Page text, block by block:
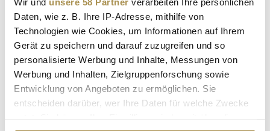
Daten, wie z. B. Ihre IP-Adresse, mithilfe von
Technologien wie Cookies, um Informationen auf Ihrem
Gerät zu speichern und darauf zuzugreifen und so
personalisierte Werbung und Inhalte, Messungen von
Werbung und Inhalten, Zielgruppenforschung sowie
Entwicklung von Angeboten zu ermöglichen. Sie
entscheiden darüber, wer Ihre Daten für welche Zwecke
beinahe täglich. Aktuell sehen
die internationalen
Buchmachervor allem Finnlandmit Lampenius & Parkkonen
und "Liekinheitin" vorne, dicht gefolgt vonGriechenlands
Akylas mit "Ferto". Ebenfalls zum engeren Favoritenkreis
zählen derzeitDänemark mit Søren Torpegaard und "Før vi
går hjem",Frankreichs Monroe mit "Regarde !"sowie
Australiens Delta Goodrem mit "Eclipse".
Unterstützt wird der Eurovision Song Contest 2026 erneut